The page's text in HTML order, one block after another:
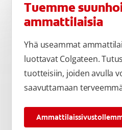
Tuemme
ammattilaisia
Yhä useammat
luottavat Colgateen.
tuotteisiin, joiden avulla
saavuttamaan